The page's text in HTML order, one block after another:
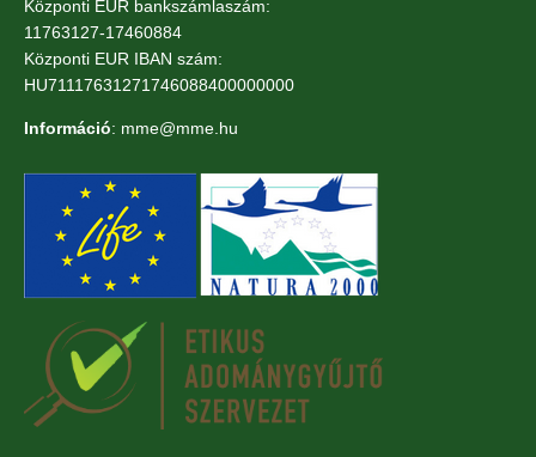
Központi EUR bankszámlaszám:
11763127-17460884
Központi EUR IBAN szám:
HU71117631271746088400000000
Információ: mme@mme.hu